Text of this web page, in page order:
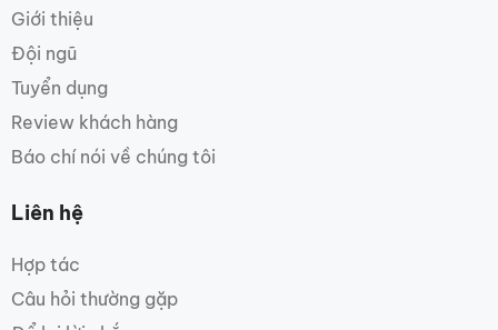
Giới thiệu
Đội ngũ
Tuyển dụng
Review khách hàng
Báo chí nói về chúng tôi
Liên hệ
Hợp tác
Câu hỏi thường gặp